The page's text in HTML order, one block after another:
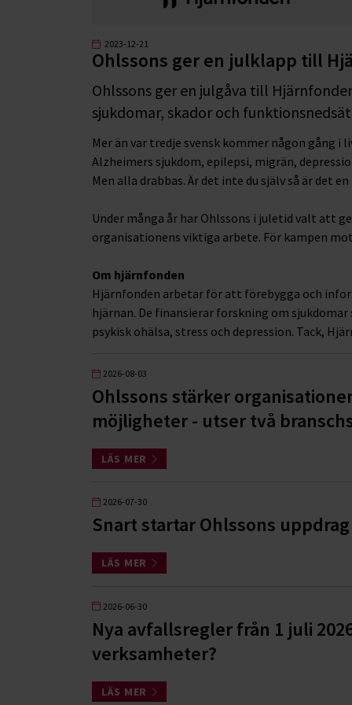
2023-12-21
Ohlssons ger en julklapp till
Ohlssons ger en julgåva till
sjukdomar, skador och
Mer än var tredje svensk kommer någon gång
Alzheimers sjukdom, epilepsi, migrän,
Men alla drabbas. Är det inte du själv så är det
Under många år har Ohlssons i juletid valt att
organisationens viktiga arbete. För kampen
Om hjärnfonden
Hjärnfonden arbetar för att förebygga och
hjärnan. De finansierar forskning om sjukdomar
psykisk ohälsa, stress och depression. Tack,
2026-08-03
Ohlssons stärker
möjligheter - utser två
LÄS MER
2026-07-30
Snart startar Ohlssons
LÄS MER
2026-06-30
Nya avfallsregler från 1 juli
verksamheter?
LÄS MER